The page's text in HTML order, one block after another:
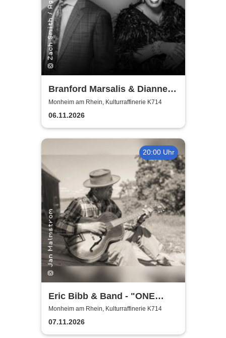
Branford Marsalis & Dianne
Reeves celebrate John
Coltrane
Monheim am Rhein, Kulturraffinerie K714
06.11.2026
20:00 Uhr
Eric Bibb & Band - "ONE
MISSISSIPPI" World Tour
2026
Monheim am Rhein, Kulturraffinerie K714
07.11.2026